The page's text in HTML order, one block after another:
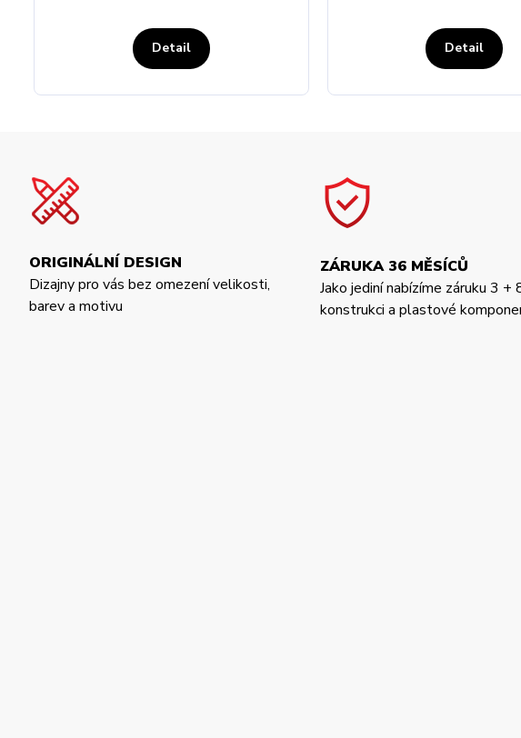
Detail Detail
ORIGINÁLNÍ DESIGN
Dizajny pro vás bez omezení velikosti,
barev a motivu
ZÁRUKA 36 MĚSÍCŮ
Jako jediní nabízíme záruku 3 +
konstrukci a plastové